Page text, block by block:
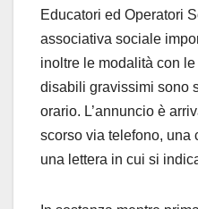
Educatori ed Operatori
associativa sociale
inoltre le modalità con
disabili gravissimi sono
orario. L’annuncio è
scorso via telefono, una
una lettera in cui si